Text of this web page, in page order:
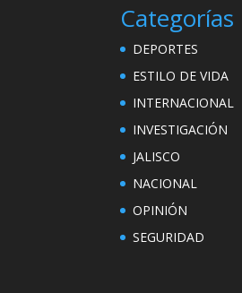
Categorías
DEPORTES
ESTILO DE VIDA
INTERNACIONAL
INVESTIGACIÓN
JALISCO
NACIONAL
OPINIÓN
SEGURIDAD